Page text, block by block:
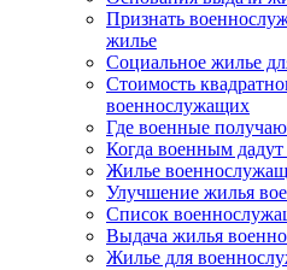
Признать
жилье
Социальное жилье
Стоимость
военнослужащих
Где военные
Когда военным
Жилье
Улучшение жилья
Список
Выдача жилья
Жилье для